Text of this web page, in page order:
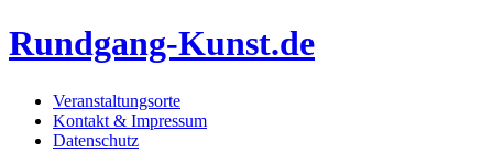
Rundgang-Kunst.de
Veranstaltungsorte
Kontakt & Impressum
Datenschutz